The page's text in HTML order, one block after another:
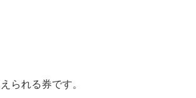
られる券です。